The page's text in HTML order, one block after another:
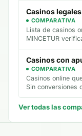
Casinos
COMPARATIVA
Lista de casinos
MINCETUR
Casinos con
COMPARATIVA
Casinos online
Sin conversiones
Ver todas las